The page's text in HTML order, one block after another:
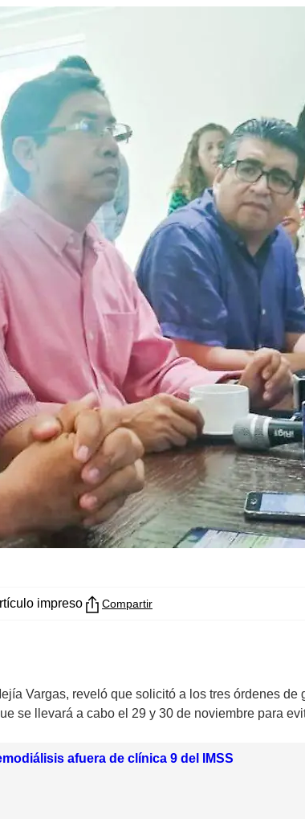
impreso Compartir
Vargas, reveló que solicitó a los tres órdenes
se llevará a cabo el 29 y 30 de noviembre para
afuera de clínica 9 del IMSS